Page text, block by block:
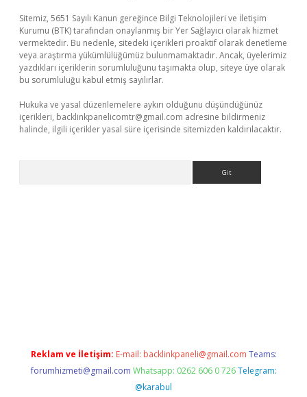
Sitemiz, 5651 Sayılı Kanun gereğince Bilgi Teknolojileri ve İletişim
Kurumu (BTK) tarafından onaylanmış bir Yer Sağlayıcı olarak hizmet
vermektedir. Bu nedenle, sitedeki içerikleri proaktif olarak denetleme
veya araştırma yükümlülüğümüz bulunmamaktadır. Ancak, üyelerimiz
yazdıkları içeriklerin sorumluluğunu taşımakta olup, siteye üye olarak
bu sorumluluğu kabul etmiş sayılırlar.
Hukuka ve yasal düzenlemelere aykırı olduğunu düşündüğünüz
içerikleri, backlinkpanelicomtr@gmail.com adresine bildirmeniz
halinde, ilgili içerikler yasal süre içerisinde sitemizden kaldırılacaktır.
Reklam ve İletişim: E-mail: backlinkpaneli@gmail.com Teams:
forumhizmeti@gmail.com Whatsapp: 0262 606 0 726 Telegram:
@karabul